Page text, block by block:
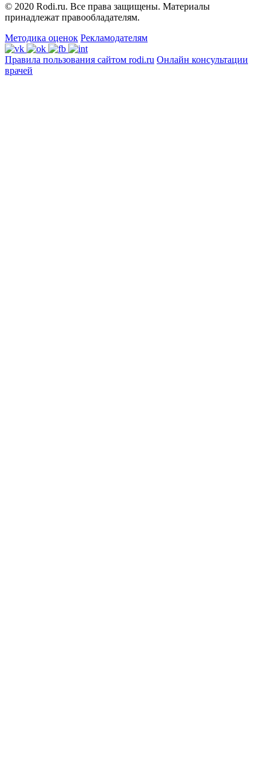
© 2020 Rodi.ru. Все права защищены. Материалы
принадлежат правообладателям.
Методика оценок Рекламодателям
Правила пользования сайтом rodi.ru Онлайн консультации
врачей